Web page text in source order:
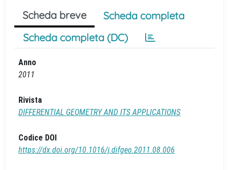
Scheda breve
Scheda completa
Scheda completa (DC)
Anno
2011
Rivista
DIFFERENTIAL GEOMETRY AND ITS APPLICATIONS
Codice DOI
https://dx.doi.org/10.1016/j.difgeo.2011.08.006